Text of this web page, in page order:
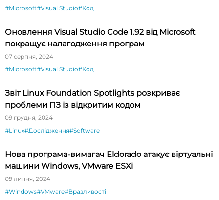
#Microsoft#Visual Studio#Код
Оновлення Visual Studio Code 1.92 від Microsoft
покращує налагодження програм
07 серпня, 2024
#Microsoft#Visual Studio#Код
Звіт Linux Foundation Spotlights розкриває
проблеми ПЗ із відкритим кодом
09 грудня, 2024
#Linux#Дослідження#Software
Нова програма-вимагач Eldorado атакує віртуальні
машини Windows, VMware ESXi
09 липня, 2024
#Windows#VMware#Вразливості